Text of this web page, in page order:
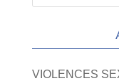
VIOLENCES